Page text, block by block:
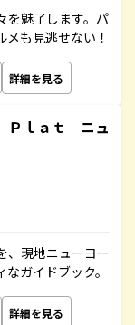
を魅了します。パ
も見逃せない！
詳細を見る
ｌａｔ ニュ
、現地ニューヨー
ガイドブック。
詳細を見る